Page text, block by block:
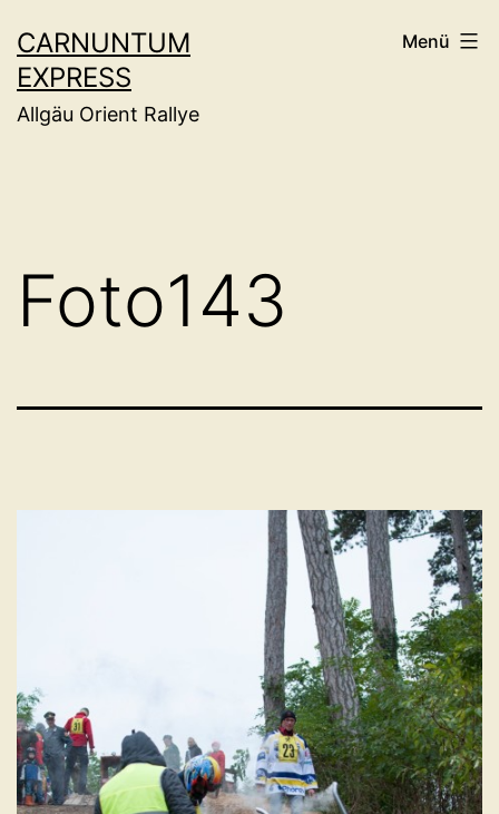
Inhalt
springen
CARNUNTUM
EXPRESS
Allgäu Orient Rallye
Menü
Foto143